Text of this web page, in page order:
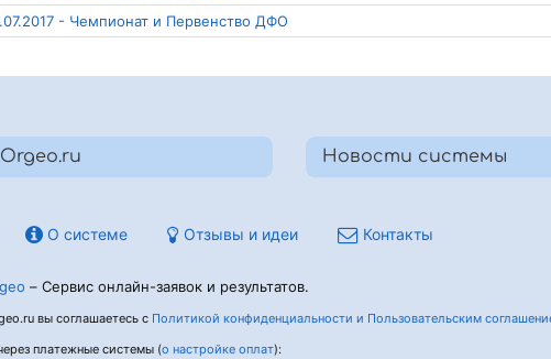
- Чемпионат и Первенство ДФО
Новости системы
О системе Отзывы и идеи Контакты
– Сервис онлайн-заявок и результатов.
вы соглашаетесь с Политикой конфиденциальности и Пользовательским
платежные системы (о настройке оплат):